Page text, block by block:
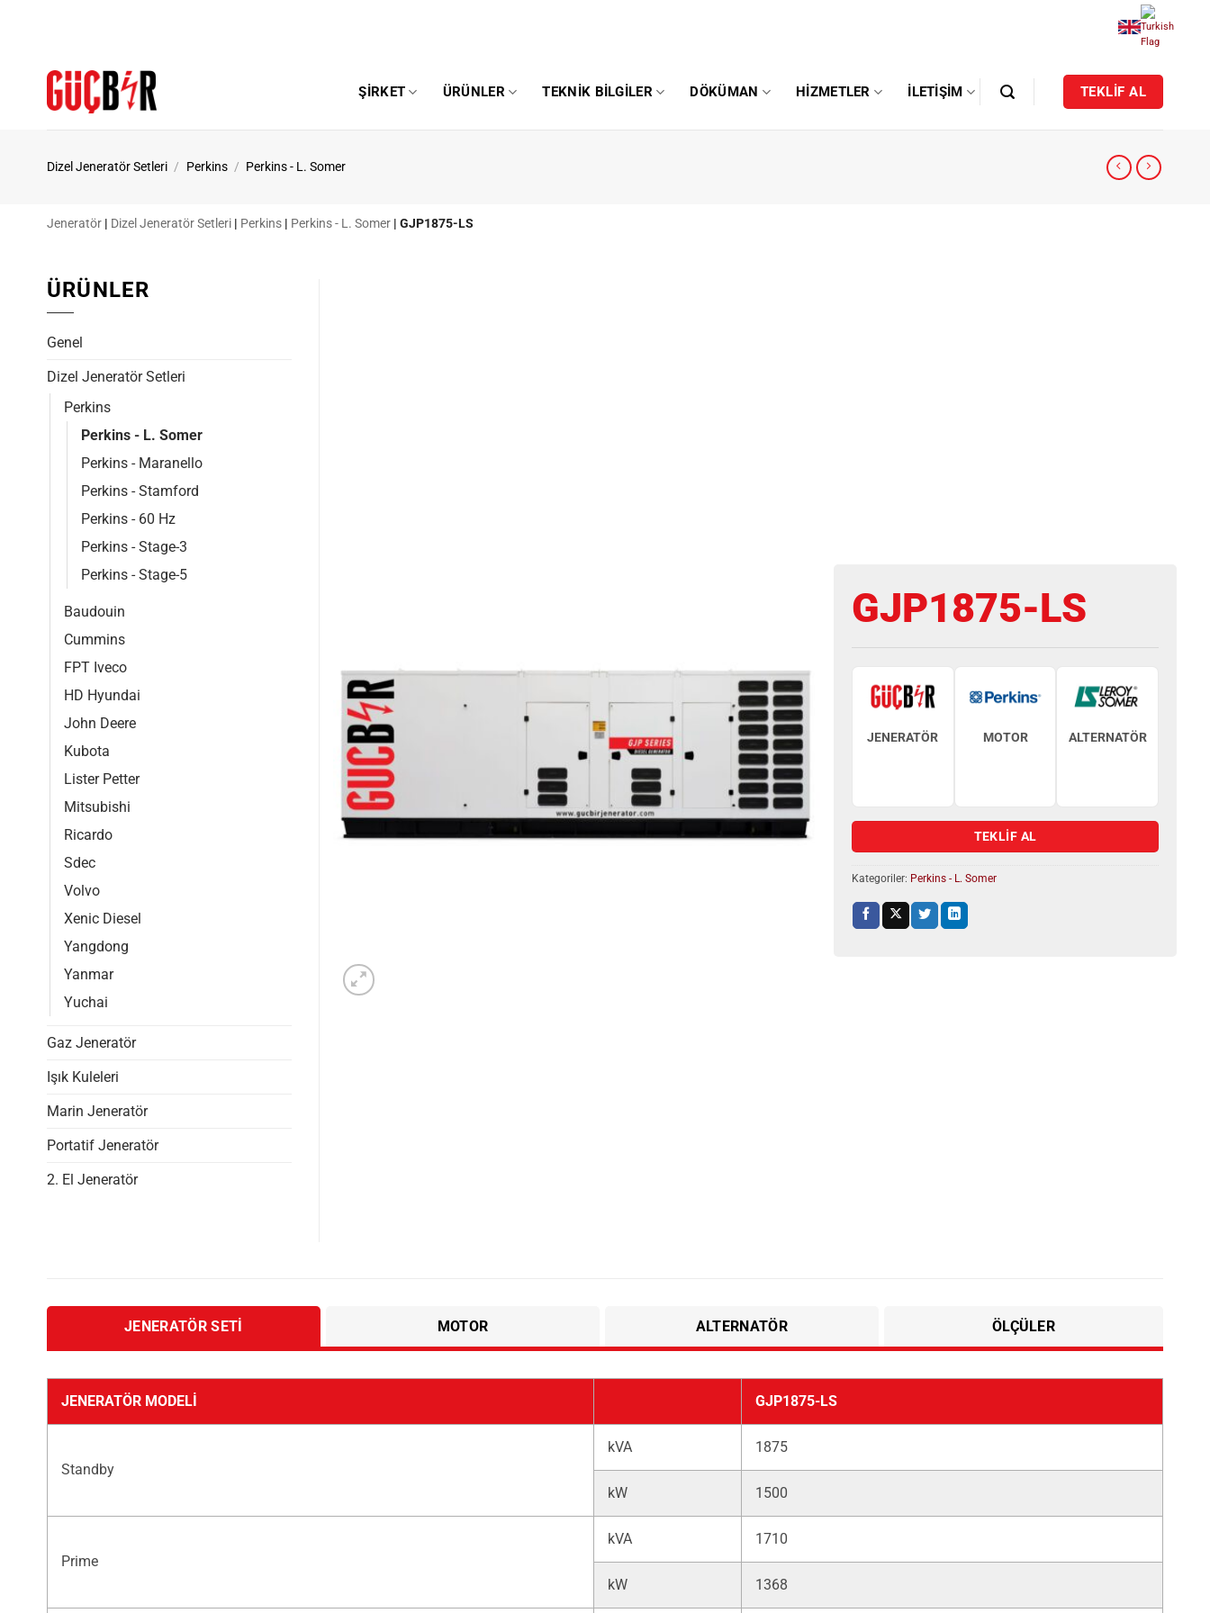
ŞIRKET ÜRÜNLER TEKNIK BILGILER DÖKÜMAN HIZMETLER İLETIŞIM TEKLİF AL
Dizel Jeneratör Setleri / Perkins / Perkins - L. Somer
Jeneratör | Dizel Jeneratör Setleri | Perkins | Perkins - L. Somer | GJP1875-LS
GJP1875-LS
JENERATÖR MOTOR ALTERNATÖR
TEKLİF AL
Kategoriler: Perkins - L. Somer
ÜRÜNLER
Genel
Dizel Jeneratör Setleri
Perkins
Perkins - L. Somer
Perkins - Maranello
Perkins - Stamford
Perkins - 60 Hz
Perkins - Stage-3
Perkins - Stage-5
Baudouin
Cummins
FPT Iveco
HD Hyundai
John Deere
Kubota
Lister Petter
Mitsubishi
Ricardo
Sdec
Volvo
Xenic Diesel
Yangdong
Yanmar
Yuchai
Gaz Jeneratör
Işık Kuleleri
Marin Jeneratör
Portatif Jeneratör
2. El Jeneratör
JENERATÖR SETI MOTOR ALTERNATÖR ÖLÇÜLER
JENERATÖR MODELI GJP1875-LS
Standby
kVA 1875
kW 1500
Prime
kVA 1710
kW 1368